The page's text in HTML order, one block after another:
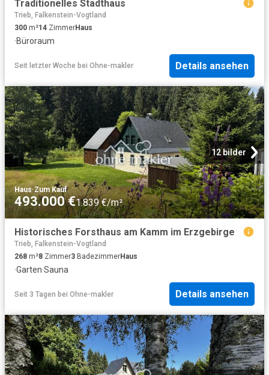
Traditionelles Stadthaus
Trieb, Falkenstein-Vogtland
300 m²14 ZimmerHaus
·Büroraum
Seit letzter Woche bei Ohne-makler Details ansehen
12 bilder
Haus·Zum Kauf
493.000 €1.839 €/m²
Historisches Forsthaus am Kamm im Erzgebirge
Trieb, Falkenstein-Vogtland
268 m²8 Zimmer3 BadezimmerHaus
·Garten·Sauna
Seit 3 Tagen bei Ohne-makler Details ansehen